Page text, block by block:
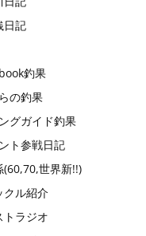
日記
釣果
の釣果
グガイド釣果
ト参戦日記
(60,70,世界新!!)
クル紹介
トラジオ